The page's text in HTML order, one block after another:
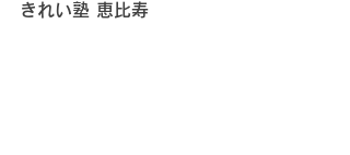
きれい塾 恵比寿